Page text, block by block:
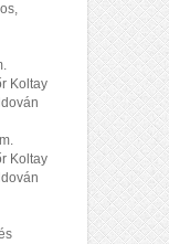
Koltay
Koltay